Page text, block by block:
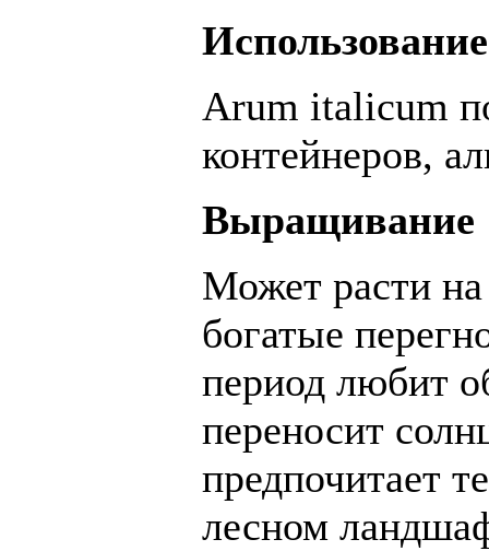
Arum italicum
контейнеров,
Выращивание
Может расти
богатые
период любит
переносит
предпочитает
лесном